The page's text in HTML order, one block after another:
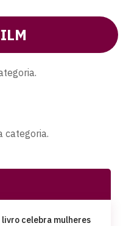
categoria.
celebra mulheres